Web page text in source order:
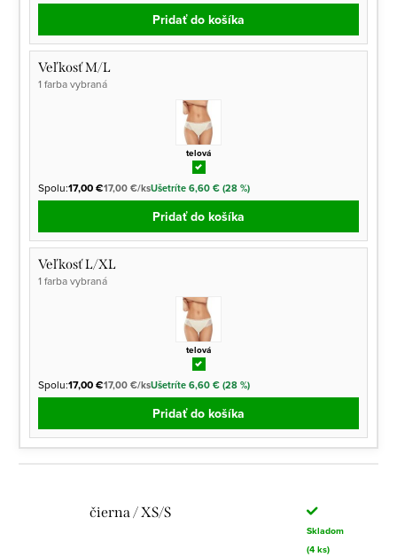
Pridať do košíka
Veľkosť M/L
1 farba vybraná
telová
Spolu:17,00 €17,00 €/ksUšetríte 6,60 € (28 %)
Pridať do košíka
Veľkosť L/XL
1 farba vybraná
telová
Spolu:17,00 €17,00 €/ksUšetríte 6,60 € (28 %)
Pridať do košíka
čierna / XS/S
Skladom
(4 ks)